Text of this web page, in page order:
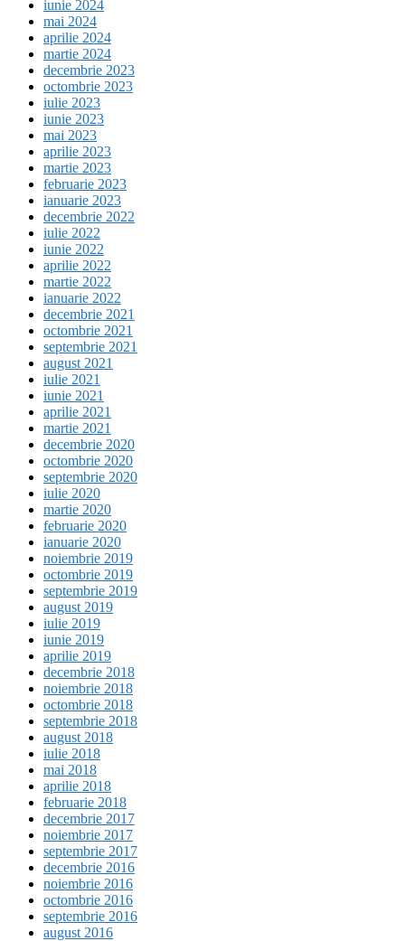
iunie 2024
mai 2024
aprilie 2024
martie 2024
decembrie 2023
octombrie 2023
iulie 2023
iunie 2023
mai 2023
aprilie 2023
martie 2023
februarie 2023
ianuarie 2023
decembrie 2022
iulie 2022
iunie 2022
aprilie 2022
martie 2022
ianuarie 2022
decembrie 2021
octombrie 2021
septembrie 2021
august 2021
iulie 2021
iunie 2021
aprilie 2021
martie 2021
decembrie 2020
octombrie 2020
septembrie 2020
iulie 2020
martie 2020
februarie 2020
ianuarie 2020
noiembrie 2019
octombrie 2019
septembrie 2019
august 2019
iulie 2019
iunie 2019
aprilie 2019
decembrie 2018
noiembrie 2018
octombrie 2018
septembrie 2018
august 2018
iulie 2018
mai 2018
aprilie 2018
februarie 2018
decembrie 2017
noiembrie 2017
septembrie 2017
decembrie 2016
noiembrie 2016
octombrie 2016
septembrie 2016
august 2016